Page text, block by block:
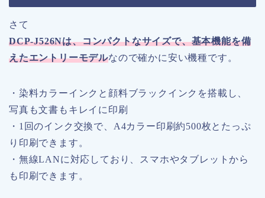
さて
DCP-J526Nは、コンパクトなサイズで、基本機能を備
えたエントリーモデルなので確かに安い機種です。
・染料カラーインクと顔料ブラックインクを搭載し、
写真も文書もキレイに印刷
・1回のインク交換で、A4カラー印刷約500枚とたっぷ
り印刷できます。
・無線LANに対応しており、スマホやタブレットから
も印刷できます。